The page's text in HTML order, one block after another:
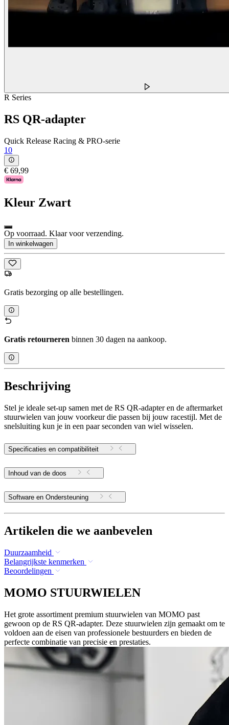
R Series
RS QR-adapter
Quick Release Racing & PRO-serie
10
€ 69,99
Kleur Zwart
Op voorraad. Klaar voor verzending.
In winkelwagen
Gratis bezorging op alle bestellingen.
Gratis retourneren binnen 30 dagen na aankoop.
Beschrijving
Stel je ideale set-up samen met de RS QR-adapter en de aftermarket
stuurwielen van jouw voorkeur die passen bij jouw racestijl. Met de
snelsluiting kun je in een paar seconden van wiel wisselen.
Specificaties en compatibiliteit
Inhoud van de doos
Software en Ondersteuning
Artikelen die we aanbevelen
Duurzaamheid
Belangrijkste kenmerken
Beoordelingen
MOMO STUURWIELEN
Het grote assortiment premium stuurwielen van MOMO past
gewoon op de RS QR-adapter. Deze stuurwielen zijn gemaakt om te
voldoen aan de eisen van professionele bestuurders en bieden de
perfecte combinatie van precisie en prestaties.